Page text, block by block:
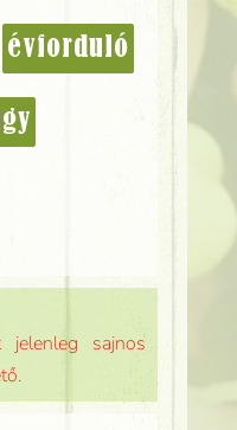
jelenleg sajnos
évforduló